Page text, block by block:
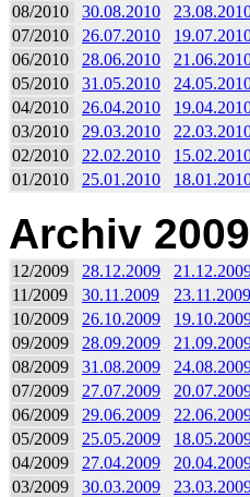
08/2010
30.08.2010
07/2010
26.07.2010
06/2010
28.06.2010
05/2010
31.05.2010
04/2010
26.04.2010
03/2010
29.03.2010
02/2010
22.02.2010
01/2010
25.01.2010
Archiv 2009
12/2009 28.12.2009
11/2009
30.11.2009 23.11.2009
10/2009
26.10.2009
09/2009
28.09.2009
08/2009
31.08.2009
07/2009
27.07.2009
06/2009
29.06.2009
05/2009
25.05.2009
04/2009
27.04.2009
03/2009
30.03.2009